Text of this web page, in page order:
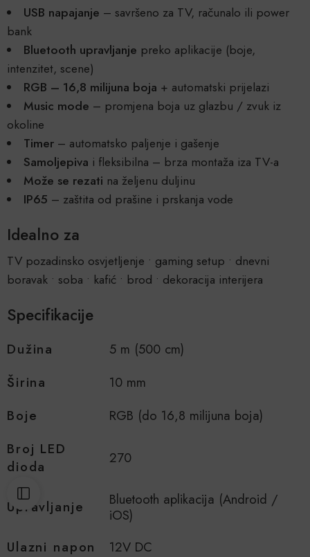
USB napajanje – savršeno za TV, računalo ili power
bank
Bluetooth upravljanje preko aplikacije (boje,
intenzitet, scene)
RGB – 16,8 milijuna boja + automatski prijelazi
Music mode – promjena boja uz glazbu / zvuk iz
okoline
Timer – automatsko paljenje i gašenje
Samoljepiva i fleksibilna – brza montaža iza TV-a
Može se rezati na željenu duljinu
IP65 – zaštita od prašine i prskanja vode
Idealno za
TV pozadinsko osvjetljenje • gaming setup • dnevni
boravak • soba • kafić • brod • dekoracija interijera
Specifikacije
Dužina
5 m (500 cm)
Širina
10 mm
Boje
RGB (do 16,8 milijuna boja)
Broj LED
dioda
270
Upravljanje
Bluetooth aplikacija (Android /
iOS)
Ulazni napon
12V DC